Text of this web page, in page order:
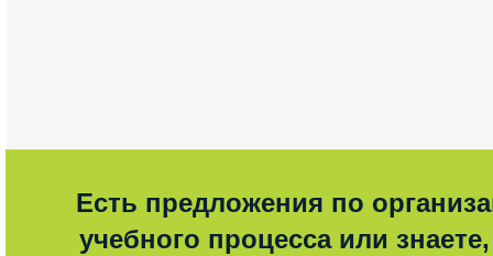
Есть предложения по
учебного процесса или знаете,